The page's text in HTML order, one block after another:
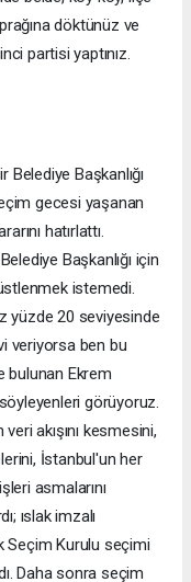
döktünüz ve
partisi yaptınız.
Başkanlığı
gecesi yaşanan
hatırlattı.
Başkanlığı için
istemedi.
yüzde 20 seviyesinde
veriyorsa ben bu
bulunan Ekrem
görüyoruz.
akışını kesmesini,
İstanbul'un her
asmalarını
ıslak imzalı
Seçim Kurulu seçimi
Daha sonra seçim